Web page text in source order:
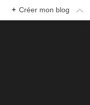
+ Créer mon blog